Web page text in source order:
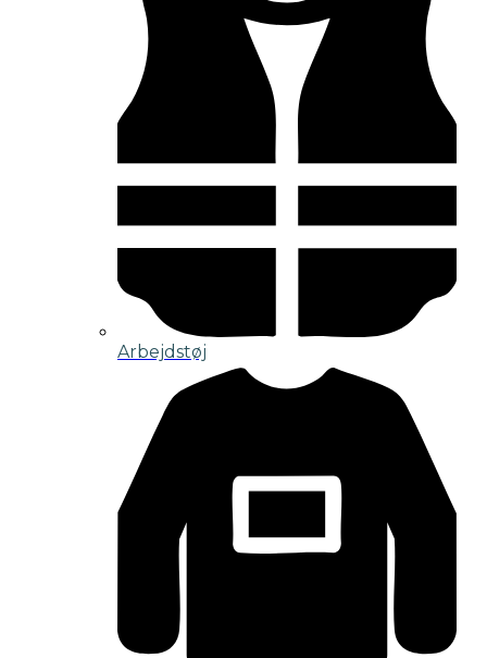
Arbejdstøj